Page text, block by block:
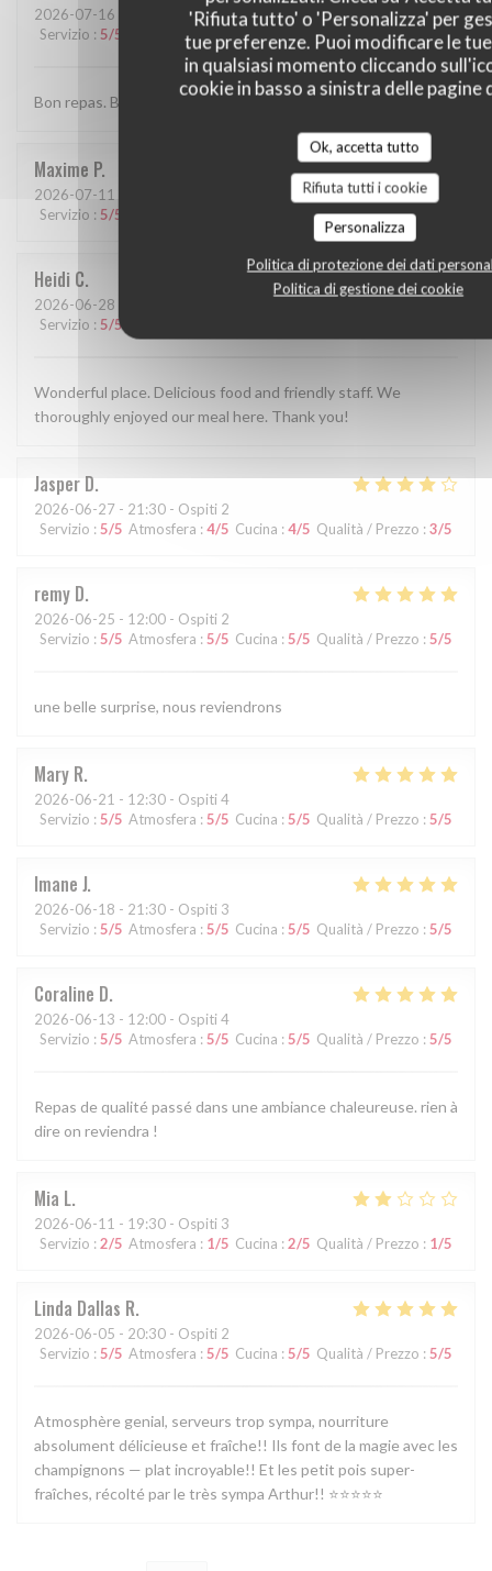
'Rifiuta tutto' o 'Personalizza' per
tue preferenze. Puoi modificare le
in qualsiasi momento cliccando
cookie in basso a sinistra delle pagine
Ok, accetta tutto
Rifiuta tutti i cookie
Personalizza
Politica di protezione dei dati
Politica di gestione dei cookie
2026-07-16 - 20:00 - Ospiti 2
Servizio : 5/5 Atmosfera Cucina Qualità / Prezzo 3 /5
Bon repas. Bonne serveuse
Maxime P
2026-07-11
Servizio : 5/5 Qualità / Prezzo
Heidi C
2026-06-28
Servizio : 5/5
Wonderful place. Delicious food and friendly staff. We
thoroughly enjoyed our meal here. Thank you!
Jasper D
2026-06-27 - 21:30 - Ospiti 2
Servizio : 5/5 Atmosfera : 4/5 Cucina : 4/5 Qualità / Prezzo : 3/5
remy D
2026-06-25 - 12:00 - Ospiti 2
Servizio : 5/5 Atmosfera : 5/5 Cucina : 5/5 Qualità / Prezzo : 5/5
une belle surprise, nous reviendrons
Mary R
2026-06-21 - 12:30 - Ospiti 4
Servizio : 5/5 Atmosfera : 5/5 Cucina : 5/5 Qualità / Prezzo : 5/5
Imane J
2026-06-18 - 21:30 - Ospiti 3
Servizio : 5/5 Atmosfera : 5/5 Cucina : 5/5 Qualità / Prezzo : 5/5
Coraline D
2026-06-13 - 12:00 - Ospiti 4
Servizio : 5/5 Atmosfera : 5/5 Cucina : 5/5 Qualità / Prezzo : 5/5
Repas de qualité passé dans une ambiance chaleureuse. rien à
dire on reviendra !
Mia L
2026-06-11 - 19:30 - Ospiti 3
Servizio : 2/5 Atmosfera : 1/5 Cucina : 2/5 Qualità / Prezzo : 1/5
Linda Dallas R
2026-06-05 - 20:30 - Ospiti 2
Servizio : 5/5 Atmosfera : 5/5 Cucina : 5/5 Qualità / Prezzo : 5/5
Atmosphère genial, serveurs trop sympa, nourriture
absolument délicieuse et fraîche!! Ils font de la magie avec les
champignons — plat incroyable!! Et les petit pois super-
fraîches, récolté par le très sympa Arthur!! ⭐️⭐️⭐️⭐️⭐️